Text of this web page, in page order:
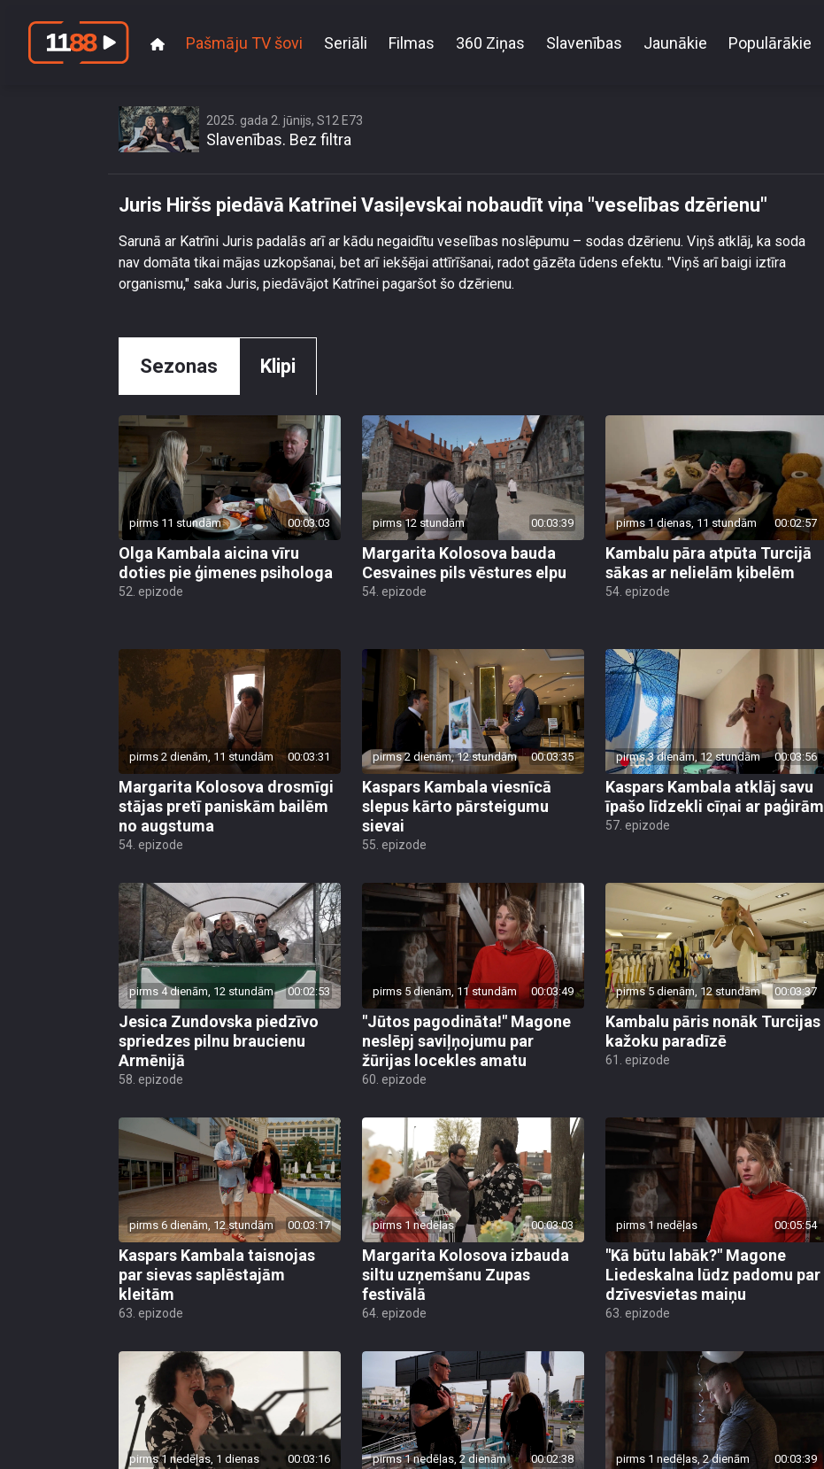
Pašmāju TV šovi Seriāli Filmas 360 Ziņas Slavenības Jaunākie Populārākie
2025. gada 2. jūnijs, S12 E73
Slavenības. Bez filtra
Juris Hiršs piedāvā Katrīnei Vasiļevskai nobaudīt viņa "veselības dzērienu"
Sarunā ar Katrīni Juris padalās arī ar kādu negaidītu veselības noslēpumu – sodas dzērienu. Viņš atklāj, ka soda
nav domāta tikai mājas uzkopšanai, bet arī iekšējai attīrīšanai, radot gāzēta ūdens efektu. "Viņš arī baigi iztīra
organismu," saka Juris, piedāvājot Katrīnei pagaršot šo dzērienu.
Sezonas Klipi
pirms 11 stundām 00:03:03
Olga Kambala aicina vīru
doties pie ģimenes psihologa
52. epizode
pirms 12 stundām 00:03:39
Margarita Kolosova bauda
Cesvaines pils vēstures elpu
54. epizode
pirms 1 dienas, 11 stundām 00:02:57
Kambalu pāra atpūta Turcijā
sākas ar nelielām ķibelēm
54. epizode
pirms 2 dienām, 11 stundām 00:03:31
Margarita Kolosova drosmīgi
stājas pretī paniskām bailēm
no augstuma
54. epizode
pirms 2 dienām, 12 stundām 00:03:35
Kaspars Kambala viesnīcā
slepus kārto pārsteigumu
sievai
55. epizode
pirms 3 dienām, 12 stundām 00:03:56
Kaspars Kambala atklāj savu
īpašo līdzekli cīņai ar paģirām
57. epizode
pirms 4 dienām, 12 stundām 00:02:53
Jesica Zundovska piedzīvo
spriedzes pilnu braucienu
Armēnijā
58. epizode
pirms 5 dienām, 11 stundām 00:03:49
"Jūtos pagodināta!" Magone
neslēpj saviļņojumu par
žūrijas locekles amatu
60. epizode
pirms 5 dienām, 12 stundām 00:03:37
Kambalu pāris nonāk Turcijas
kažoku paradīzē
61. epizode
pirms 6 dienām, 12 stundām 00:03:17
Kaspars Kambala taisnojas
par sievas saplēstajām
kleitām
63. epizode
pirms 1 nedēļas 00:03:03
Margarita Kolosova izbauda
siltu uzņemšanu Zupas
festivālā
64. epizode
pirms 1 nedēļas 00:05:54
"Kā būtu labāk?" Magone
Liedeskalna lūdz padomu par
dzīvesvietas maiņu
63. epizode
pirms 1 nedēļas, 1 dienas 00:03:16 pirms 1 nedēļas, 2 dienām 00:02:38 pirms 1 nedēļas, 2 dienām 00:03:39